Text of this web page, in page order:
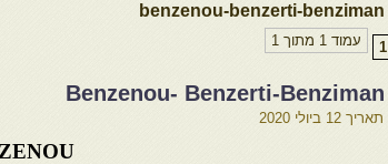
benzenou-benzerti-benziman
עמוד 1 מתוך 1 1
Benzenou- Benzerti-Benziman
תאריך 12 ביולי 2020